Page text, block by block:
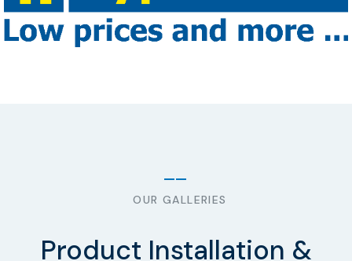
OUR GALLERIES
Product Installation &